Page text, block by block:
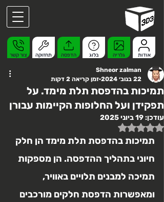
צור קשר תחזוקה הדפסה בלוג גלריה אודות
תמיכות בהדפסת תלת מימד. על
תפקידן ועל החלופות הקיימות עבורן
Shneor zalman
22 בנוב׳ 2024
זמן קריאה 2 דקות
עודכן:19 ביוני 2025
דירוג של NaN מתוך 5 כוכבים
תמיכות בהדפסת תלת מימד הן חלק
חיוני בתהליך ההדפסה. הן מספקות
תמיכה למבנים תלויים באוויר,
ומאפשרות הדפסת חלקים מורכבים